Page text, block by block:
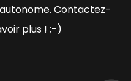
Contactez-
plus ! ;-)